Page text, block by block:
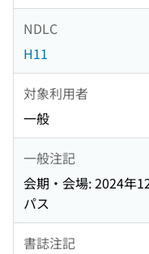
NDLC
H11
対象利用者
一般
一般注記
会期・会場: 2024年
パス
書誌注記